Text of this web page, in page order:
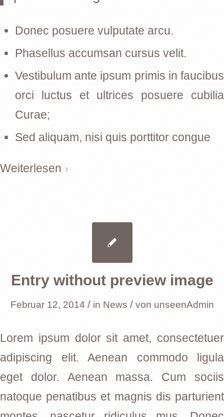
Donec posuere vulputate arcu.
Phasellus accumsan cursus velit.
Vestibulum ante ipsum primis in faucibus
orci luctus et ultrices posuere cubilia
Curae;
Sed aliquam, nisi quis porttitor congue
Weiterlesen
Entry without preview image
Februar 12, 2014 / in News / von unseenAdmin
Lorem ipsum dolor sit amet, consectetuer
adipiscing elit. Aenean commodo ligula
eget dolor. Aenean massa. Cum sociis
natoque penatibus et magnis dis parturient